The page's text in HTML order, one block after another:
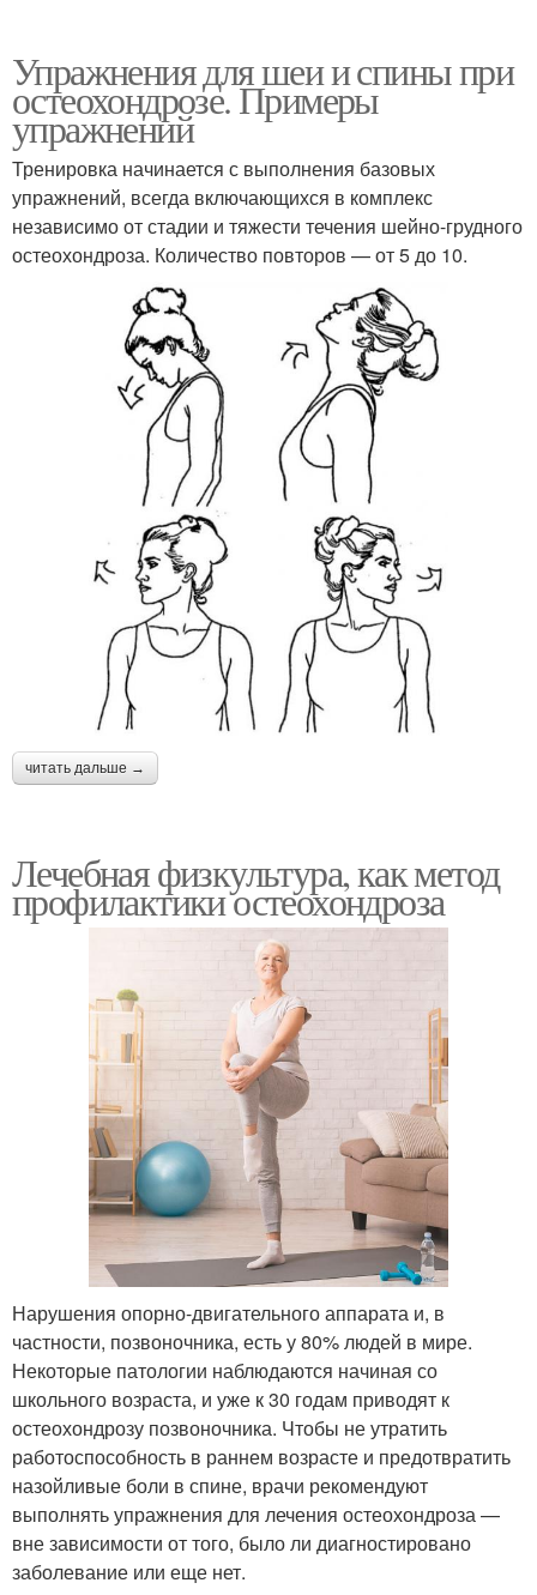
Упражнения для шеи и спины при
остеохондрозе. Примеры
упражнений
Тренировка начинается с выполнения базовых
упражнений, всегда включающихся в комплекс
независимо от стадии и тяжести течения шейно-грудного
остеохондроза. Количество повторов — от 5 до 10.
читать дальше →
Лечебная физкультура, как метод
профилактики остеохондроза
Нарушения опорно-двигательного аппарата и, в
частности, позвоночника, есть у 80% людей в мире.
Некоторые патологии наблюдаются начиная со
школьного возраста, и уже к 30 годам приводят к
остеохондрозу позвоночника. Чтобы не утратить
работоспособность в раннем возрасте и предотвратить
назойливые боли в спине, врачи рекомендуют
выполнять упражнения для лечения остеохондроза —
вне зависимости от того, было ли диагностировано
заболевание или еще нет.